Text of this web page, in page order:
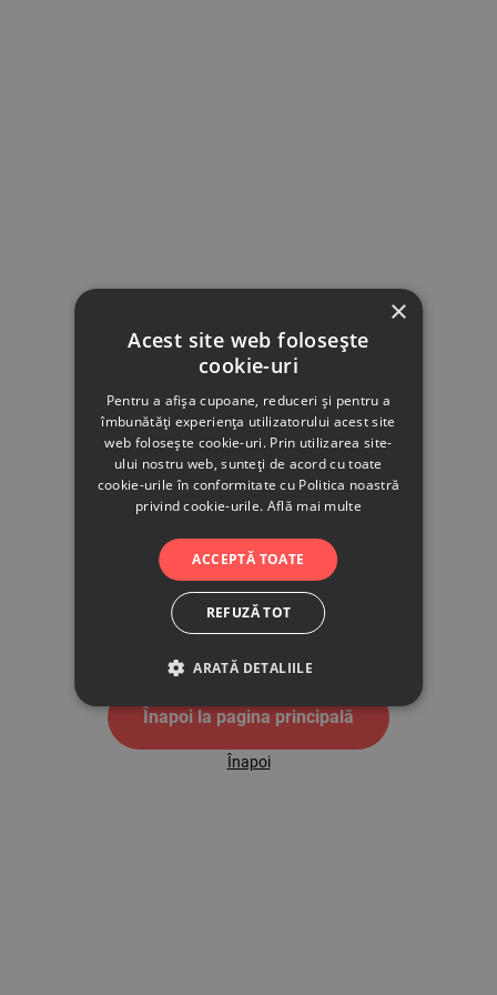
500
Înapoi la pagina principală
Înapoi
×
Acest site web folosește
cookie-uri
Pentru a afișa cupoane, reduceri și pentru a
îmbunătăți experiența utilizatorului acest site
web folosește cookie-uri. Prin utilizarea site-
ului nostru web, sunteți de acord cu toate
cookie-urile în conformitate cu Politica noastră
privind cookie-urile. Află mai multe
ACCEPTĂ TOATE
REFUZĂ TOT
ARATĂ DETALIILE